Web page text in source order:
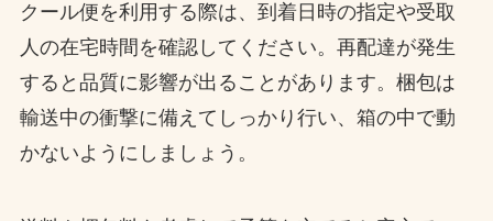
クール便を利用する際は、到着日時の指定や受取
人の在宅時間を確認してください。再配達が発生
すると品質に影響が出ることがあります。梱包は
輸送中の衝撃に備えてしっかり行い、箱の中で動
かないようにしましょう。